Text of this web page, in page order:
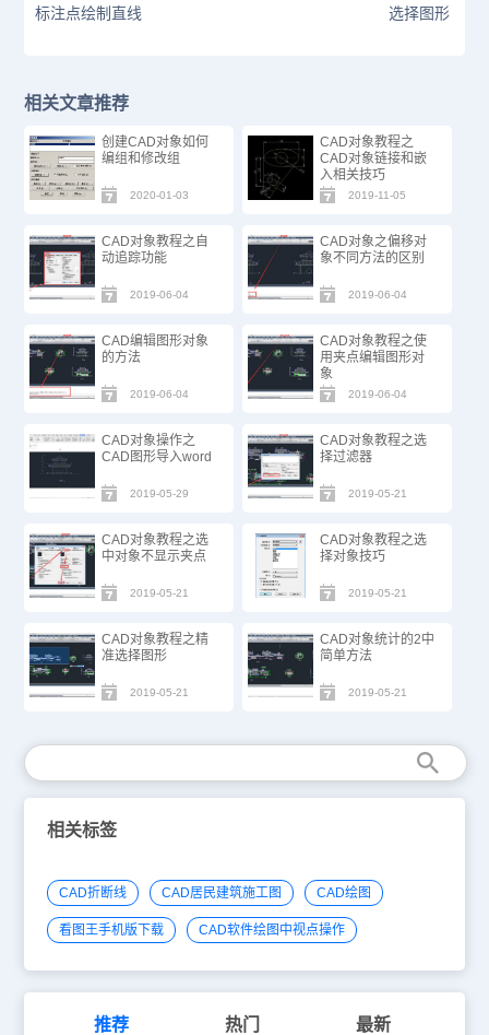
标注点绘制直线 选择图形
相关文章推荐
创建CAD对象如何
编组和修改组
2020-01-03
CAD对象教程之
CAD对象链接和嵌
入相关技巧
2019-11-05
CAD对象教程之自
动追踪功能
2019-06-04
CAD对象之偏移对
象不同方法的区别
2019-06-04
CAD编辑图形对象
的方法
2019-06-04
CAD对象教程之使
用夹点编辑图形对
象
2019-06-04
CAD对象操作之
CAD图形导入word
2019-05-29
CAD对象教程之选
择过滤器
2019-05-21
CAD对象教程之选
中对象不显示夹点
2019-05-21
CAD对象教程之选
择对象技巧
2019-05-21
CAD对象教程之精
准选择图形
2019-05-21
CAD对象统计的2中
简单方法
2019-05-21
相关标签
CAD折断线 CAD居民建筑施工图 CAD绘图
看图王手机版下载 CAD软件绘图中视点操作
推荐 热门 最新